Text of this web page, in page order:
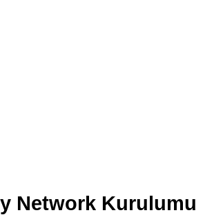
Network Kurulumu